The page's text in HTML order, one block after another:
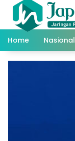
content
Home
Nasional